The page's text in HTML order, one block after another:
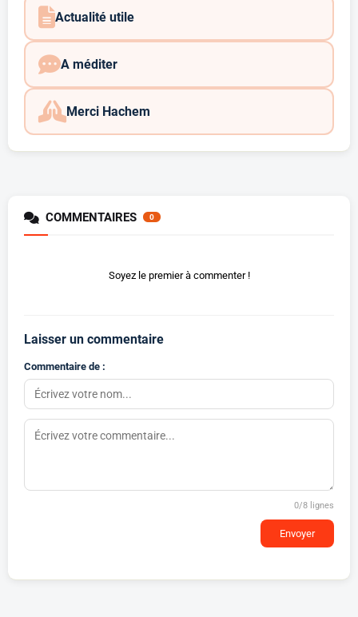
Actualité utile
A méditer
Merci Hachem
COMMENTAIRES 0
Soyez le premier à commenter !
Laisser un commentaire
Commentaire de :
0/8 lignes
Envoyer